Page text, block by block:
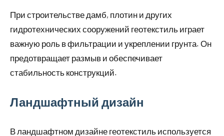
При строительстве дамб, плотин и других
гидротехнических сооружений геотекстиль играет
важную роль в фильтрации и укреплении грунта. Он
предотвращает размыв и обеспечивает
стабильность конструкций.
Ландшафтный дизайн
В ландшафтном дизайне геотекстиль используется